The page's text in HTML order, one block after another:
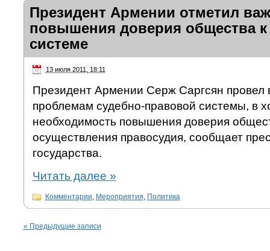
Президент Армении отметил
повышения доверия общества к
системе
13 июля 2011, 18:11
Президент Армении Серж Саргсян провел
проблемам судебно-правовой системы, в
необходимость повышения доверия
осуществления правосудия, сообщает
государства.
Читать далее »
Комментарии, Мероприятия, Политика
« Предыдущие записи